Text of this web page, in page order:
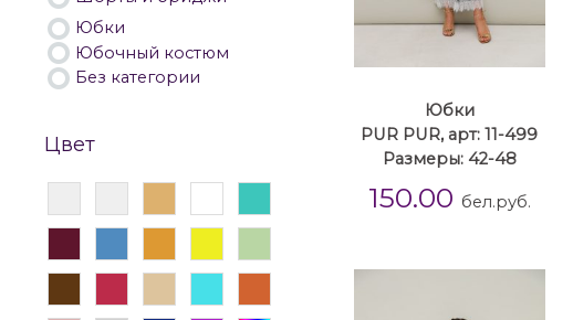
Юбки
PUR PUR, арт: 11-499
Размеры: 42-48
150.00 бел.руб.
Юбки
Юбочный костюм
Без категории
Цвет